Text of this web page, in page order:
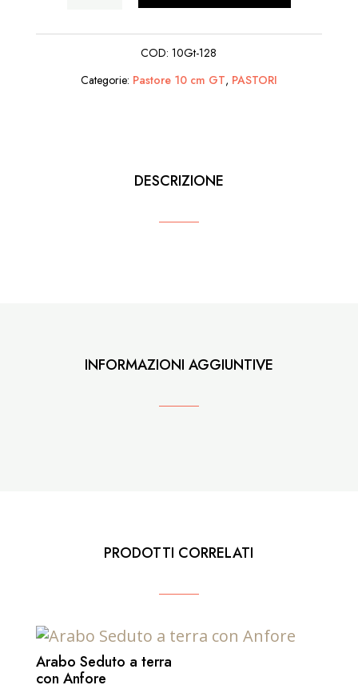
Gatti
Mano
COD:10Gt-128
Categorie: Pastore 10 cm GT, PASTORI
DESCRIZIONE
INFORMAZIONI AGGIUNTIVE
PRODOTTI CORRELATI
Arabo Seduto a terra
con Anfore